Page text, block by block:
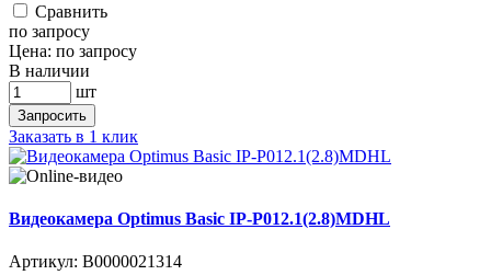
Cравнить
по запросу
Цена: по запросу
В наличии
шт
Запросить
Заказать в 1 клик
Видеокамера Optimus Basic IP-P012.1(2.8)MDHL
Артикул: В0000021314